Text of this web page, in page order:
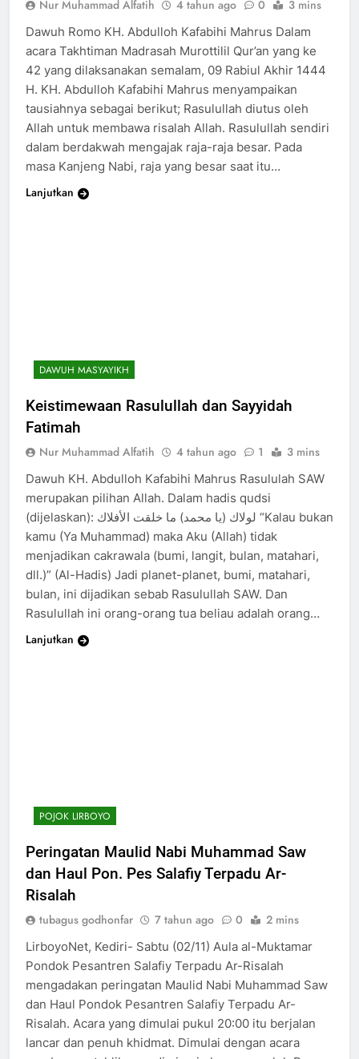
Nur Muhammad Alfatih 4 tahun ago 0 3 mins
Dawuh Romo KH. Abdulloh Kafabihi Mahrus Dalam
acara Takhtiman Madrasah Murottilil Qur’an yang ke
42 yang dilaksanakan semalam, 09 Rabiul Akhir 1444
H. KH. Abdulloh Kafabihi Mahrus menyampaikan
tausiahnya sebagai berikut; Rasulullah diutus oleh
Allah untuk membawa risalah Allah. Rasulullah sendiri
dalam berdakwah mengajak raja-raja besar. Pada
masa Kanjeng Nabi, raja yang besar saat itu…
Lanjutkan
DAWUH MASYAYIKH
Keistimewaan Rasulullah dan Sayyidah
Fatimah
Nur Muhammad Alfatih 4 tahun ago 1 3 mins
Dawuh KH. Abdulloh Kafabihi Mahrus Rasululah SAW
merupakan pilihan Allah. Dalam hadis qudsi
(dijelaskan): لولاك (يا محمد) ما خلقت الأفلاك “Kalau bukan
kamu (Ya Muhammad) maka Aku (Allah) tidak
menjadikan cakrawala (bumi, langit, bulan, matahari,
dll.)” (Al-Hadis) Jadi planet-planet, bumi, matahari,
bulan, ini dijadikan sebab Rasulullah SAW. Dan
Rasulullah ini orang-orang tua beliau adalah orang…
Lanjutkan
POJOK LIRBOYO
Peringatan Maulid Nabi Muhammad Saw
dan Haul Pon. Pes Salafiy Terpadu Ar-
Risalah
tubagus godhonfar 7 tahun ago 0 2 mins
LirboyoNet, Kediri- Sabtu (02/11) Aula al-Muktamar
Pondok Pesantren Salafiy Terpadu Ar-Risalah
mengadakan peringatan Maulid Nabi Muhammad Saw
dan Haul Pondok Pesantren Salafiy Terpadu Ar-
Risalah. Acara yang dimulai pukul 20:00 itu berjalan
lancar dan penuh khidmat. Dimulai dengan acara